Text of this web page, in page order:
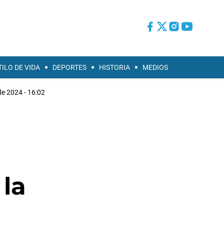
DE VIDA DEPORTES HISTORIA MEDIOS
2024 - 16:02